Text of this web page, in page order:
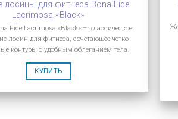
лосины для фитнеса Bona Fide
Lacrimosa «Black»
Fide Lacrimosa «Black» – классическое
лосин для фитнеса, сочетающее четко
контуры с удобным облеганием тела.
КУПИТЬ